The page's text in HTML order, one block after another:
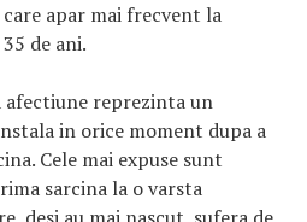
apar mai frecvent la
de ani.
afectiune reprezinta un
in orice moment dupa a
Cele mai expuse sunt
sarcina la o varsta